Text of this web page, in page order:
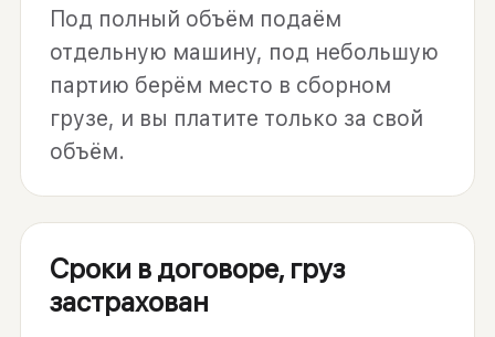
Под полный объём подаём
отдельную машину, под небольшую
партию берём место в сборном
грузе, и вы платите только за свой
объём.
Сроки в договоре, груз
застрахован